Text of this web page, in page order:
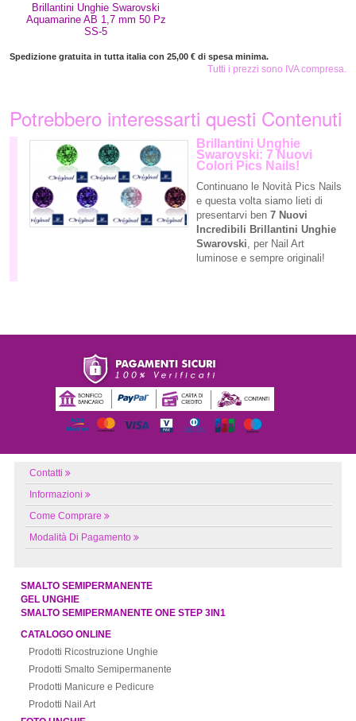
Brillantini Unghie Swarovski
Aquamarine AB 1,7 mm 50 Pz
SS-5
Spedizione gratuita in tutta italia con 25,00 € di spesa minima.
Tutti i prezzi sono IVA compresa.
Potrebbero interessarti questi Contenuti
Brillantini Unghie
Swarovski: 7 Nuovi
Colori Pics Nails!
Continuano le Novità Pics Nails
e questa volta siamo lieti di
presentarvi ben 7 Nuovi
Incredibili Brillantini Unghie
Swarovski , per Nail Art
luminose e sempre originali!
Contatti
Informazioni
Come Comprare
Modalità Di Pagamento
SMALTO SEMIPERMANENTE
GEL UNGHIE
SMALTO SEMIPERMANENTE ONE STEP 3IN1
CATALOGO ONLINE
Prodotti Ricostruzione Unghie
Prodotti Smalto Semipermanente
Prodotti Manicure e Pedicure
Prodotti Nail Art